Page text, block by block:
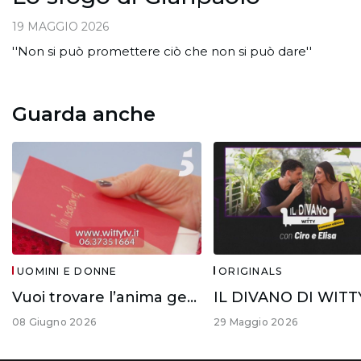
19 MAGGIO 2026
''Non si può promettere ciò che non si può dare''
Guarda anche
UOMINI E DONNE
Vuoi trovare l’anima gemella?
08 Giugno 2026
ORIGINALS
29 Maggio 2026